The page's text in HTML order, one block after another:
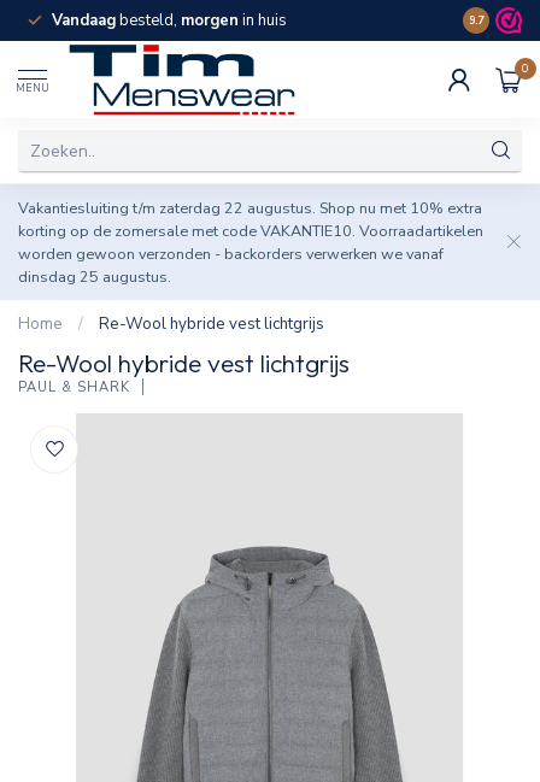
Vandaagbesteld, morgen in huis Spaar
9.7
MENU
0
Vakantiesluiting t/m zaterdag 22 augustus. Shop nu met 10% extra
korting op de zomersale met code VAKANTIE10. Voorraadartikelen
worden gewoon verzonden - backorders verwerken we vanaf
dinsdag 25 augustus.
Home / Re-Wool hybride vest lichtgrijs
Re-Wool hybride vest lichtgrijs
PAUL & SHARK